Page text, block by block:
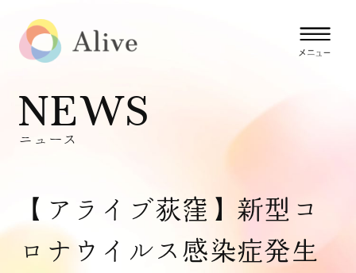
NEWS
ニュース
【アライブ荻窪】新型コ
ロナウイルス感染症発生